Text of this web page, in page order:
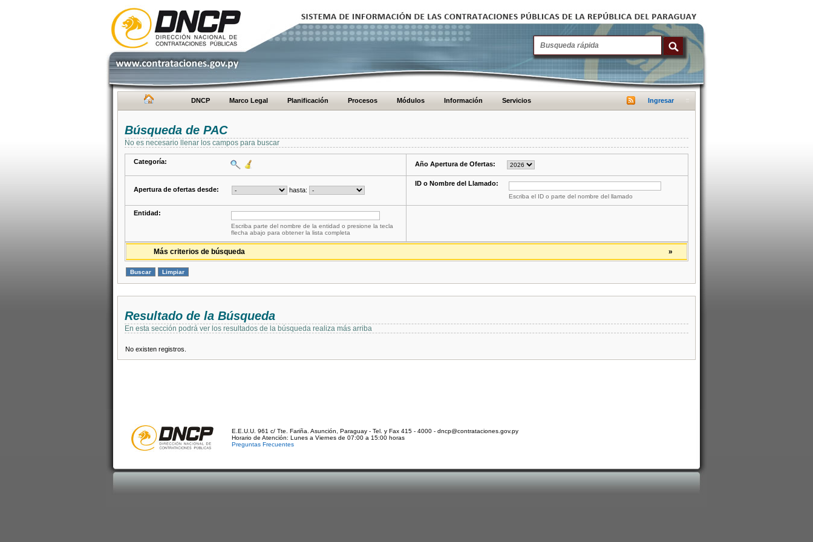
DNCP Marco Legal Planificación Procesos Módulos Información Servicios Ingresar
Búsqueda de PAC
No es necesario llenar los campos para buscar
Categoría: Año Apertura de Ofertas:
Apertura de ofertas desde: hasta:
ID o Nombre del Llamado:
Escriba el ID o parte del nombre del llamado
Entidad:
Escriba parte del nombre de la entidad o presione la tecla
flecha abajo para obtener la lista completa
»
Más criterios de búsqueda
Resultado de la Búsqueda
En esta sección podrá ver los resultados de la búsqueda realiza más arriba
No existen registros.
E.E.U.U. 961 c/ Tte. Fariña. Asunción, Paraguay - Tel. y Fax 415 - 4000 - dncp@contrataciones.gov.py
Horario de Atención: Lunes a Viernes de 07:00 a 15:00 horas
Preguntas Frecuentes